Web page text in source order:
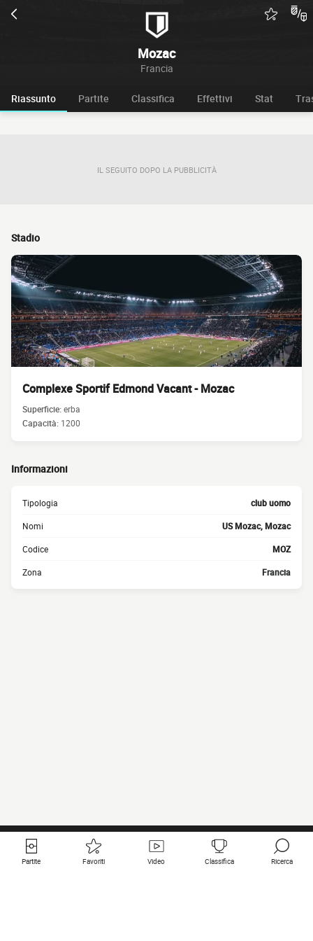
Mozac
Francia
Riassunto Partite Classifica Effettivi Stat
IL SEGUITO DOPO LA PUBBLICITÀ
Stadio
Complexe Sportif Edmond Vacant - Mozac
Superficie:erba
Capacità: 1200
Informazioni
Tipologia club uomo
Nomi US Mozac, Mozac
Codice MOZ
Zona Francia
Partite Favoriti Video Classifica Ricerca